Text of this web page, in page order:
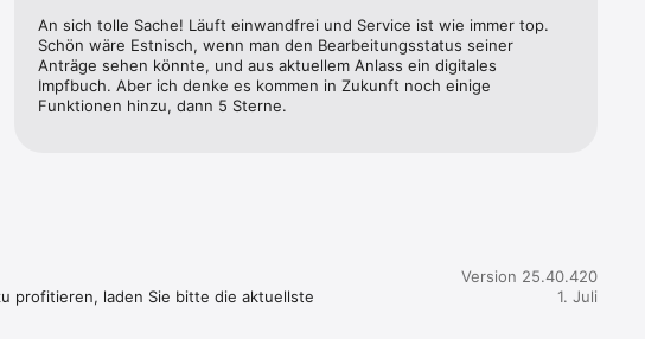
An sich tolle Sache! Läuft einwandfrei und Service ist wie immer top.
Schön wäre Estnisch, wenn man den Bearbeitungsstatus seiner
Anträge sehen könnte, und aus aktuellem Anlass ein digitales
Impfbuch. Aber ich denke es kommen in Zukunft noch einige
Funktionen hinzu, dann 5 Sterne.
profitieren, laden Sie bitte die aktuellste
Version 25.40.420
1. Juli